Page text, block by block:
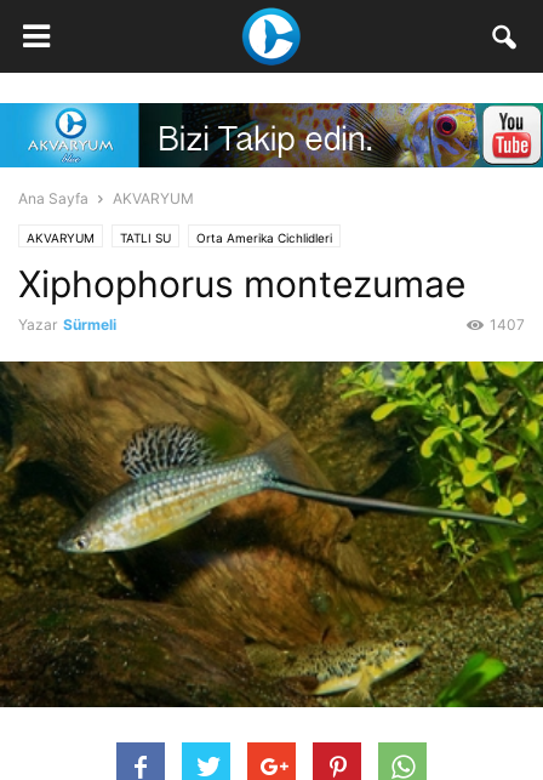
Ana Sayfa AKVARYUM
AKVARYUM TATLI SU Orta Amerika Cichlidleri
Xiphophorus montezumae
Yazar Sürmeli 1407